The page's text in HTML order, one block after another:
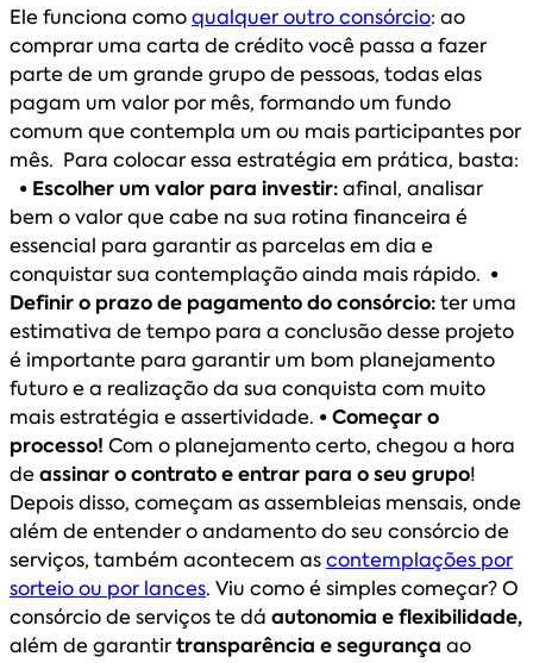
Ele funciona comoqualquer outro consórcio: ao
comprar uma carta de crédito você passa a fazer
parte de um grande grupo de pessoas, todas elas
pagam um valor por mês, formando um fundo
comum que contempla um ou mais participantes por
mês. Para colocar essa estratégia em prática, basta:
• Escolher um valor para investir:afinal, analisar
bem o valor que cabe na sua rotina financeira é
essencial para garantir as parcelas em dia e
conquistar sua contemplação ainda mais rápido. •
Definir o prazo de pagamento do consórcio:ter uma
estimativa de tempo para a conclusão desse projeto
é importante para garantir um bom planejamento
futuro e a realização da sua conquista com muito
mais estratégia e assertividade. • Começar o
processo! Com o planejamento certo, chegou a hora
deassinar o contrato e entrar para o seu grupo!
Depois disso, começam as assembleias mensais, onde
além de entender o andamento do seu consórcio de
serviços, também acontecem ascontemplações por
sorteio ou por lances. Viu como é simples começar? O
consórcio de serviços te dá autonomia e flexibilidade,
além de garantirtransparência e segurança ao